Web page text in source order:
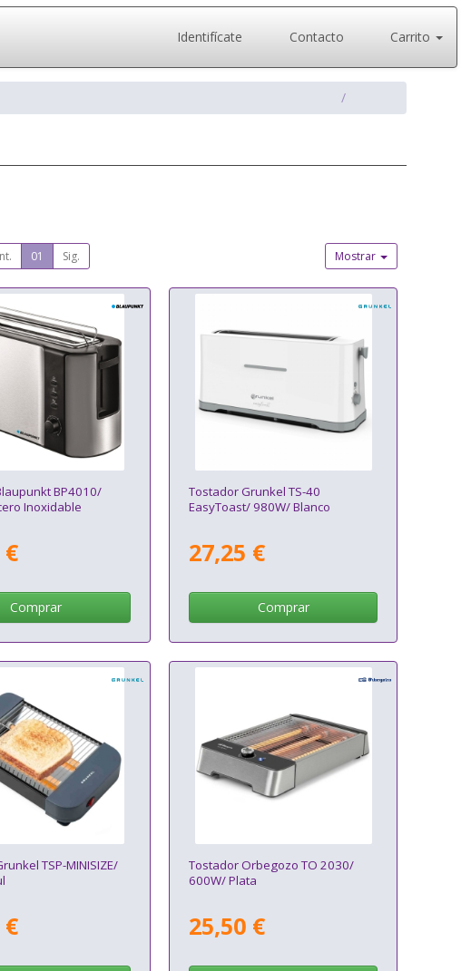
Identifícate Contacto Carrito
01 Sig. Mostrar
BP4010/
Inoxidable
Comprar
Tostador Grunkel TS-40
EasyToast/ 980W/ Blanco
27,25 €
Comprar
TSP-MINISIZE/
Tostador Orbegozo TO 2030/
600W/ Plata
25,50 €